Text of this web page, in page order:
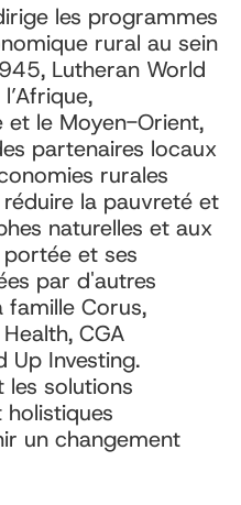
les programmes
rural au sein
Lutheran World
et le Moyen-Orient,
partenaires locaux
rurales
la pauvreté et
naturelles et aux
et ses
par d'autres
famille Corus,
CGA
Up Investing.
les solutions
holistiques
un changement